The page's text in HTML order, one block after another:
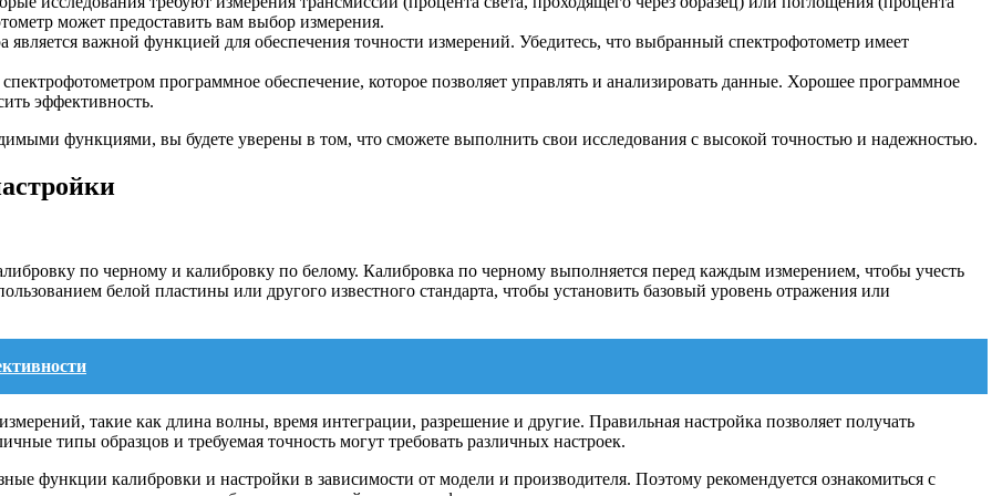
может предоставить вам выбор измерения.
является важной функцией для обеспечения точности измерений. Убедитесь, что выбранный спектрофотометр имеет
программное обеспечение, которое позволяет управлять и анализировать данные. Хорошее программное
эффективность.
функциями, вы будете уверены в том, что сможете выполнить свои исследования с высокой точностью и надежностью.
по черному и калибровку по белому. Калибровка по черному выполняется перед каждым измерением, чтобы учесть
белой пластины или другого известного стандарта, чтобы установить базовый уровень отражения или
такие как длина волны, время интеграции, разрешение и другие. Правильная настройка позволяет получать
типы образцов и требуемая точность могут требовать различных настроек.
функции калибровки и настройки в зависимости от модели и производителя. Поэтому рекомендуется ознакомиться с